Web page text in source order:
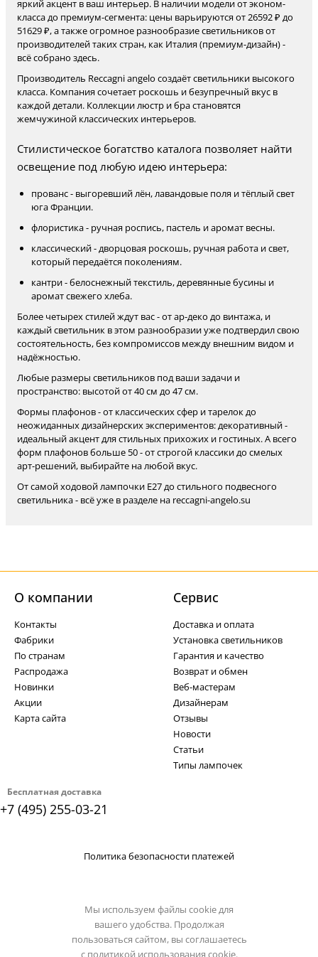
яркий акцент в ваш интерьер. В наличии модели от эконом-
класса до премиум-сегмента: цены варьируются от 26592 ₽ до
51629 ₽, а также огромное разнообразие светильников от
производителей таких стран, как Италия (премиум-дизайн) -
всё собрано здесь.
Производитель Reccagni angelo создаёт светильники высокого
класса. Компания сочетает роскошь и безупречный вкус в
каждой детали. Коллекции люстр и бра становятся
жемчужиной классических интерьеров.
Стилистическое богатство каталога позволяет найти
освещение под любую идею интерьера:
прованс - выгоревший лён, лавандовые поля и тёплый свет
юга Франции.
флористика - ручная роспись, пастель и аромат весны.
классический - дворцовая роскошь, ручная работа и свет,
который передаётся поколениям.
кантри - белоснежный текстиль, деревянные бусины и
аромат свежего хлеба.
Более четырех стилей ждут вас - от ар-деко до винтажа, и
каждый светильник в этом разнообразии уже подтвердил свою
состоятельность, без компромиссов между внешним видом и
надёжностью.
Любые размеры светильников под ваши задачи и
пространство: высотой от 40 см до 47 см.
Формы плафонов - от классических сфер и тарелок до
неожиданных дизайнерских экспериментов: декоративный -
идеальный акцент для стильных прихожих и гостиных. А всего
форм плафонов больше 50 - от строгой классики до смелых
арт-решений, выбирайте на любой вкус.
От самой ходовой лампочки Е27 до стильного подвесного
светильника - всё уже в разделе на reccagni-angelo.su
Бесплатная доставка
+7 (495) 255-03-21
О компании
Контакты
Фабрики
По странам
Распродажа
Новинки
Акции
Карта сайта
Cервис
Доставка и оплата
Установка светильников
Гарантия и качество
Возврат и обмен
Веб-мастерам
Дизайнерам
Отзывы
Новости
Статьи
Типы лампочек
Политика безопасности платежей
Мы используем файлы cookie для
вашего удобства. Продолжая
пользоваться сайтом, вы соглашаетесь
с политикой использования cookie.